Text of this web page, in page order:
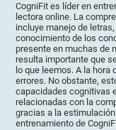
CogniFit es líder en
lectora online. La
incluye manejo de
conocimiento de los
presente en muchas de
resulta importante que
lo que leemos. A la hora
errores. No obstante,
capacidades cognitivas
relacionadas con la
gracias a la
entrenamiento de